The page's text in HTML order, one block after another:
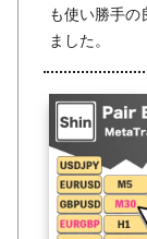
も使い勝手の
ました。